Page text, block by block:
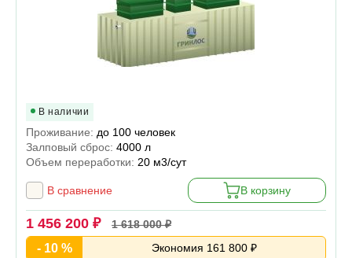
В наличии
Проживание: до 100 человек
Залповый сброс: 4000 л
Объем переработки: 20 м3/сут
В сравнение В корзину
1 456 200 ₽ 1 618 000 ₽
- 10 % Экономия 161 800 ₽